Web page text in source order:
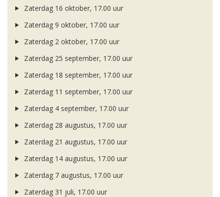
Zaterdag 16 oktober, 17.00 uur
Zaterdag 9 oktober, 17.00 uur
Zaterdag 2 oktober, 17.00 uur
Zaterdag 25 september, 17.00 uur
Zaterdag 18 september, 17.00 uur
Zaterdag 11 september, 17.00 uur
Zaterdag 4 september, 17.00 uur
Zaterdag 28 augustus, 17.00 uur
Zaterdag 21 augustus, 17.00 uur
Zaterdag 14 augustus, 17.00 uur
Zaterdag 7 augustus, 17.00 uur
Zaterdag 31 juli, 17.00 uur